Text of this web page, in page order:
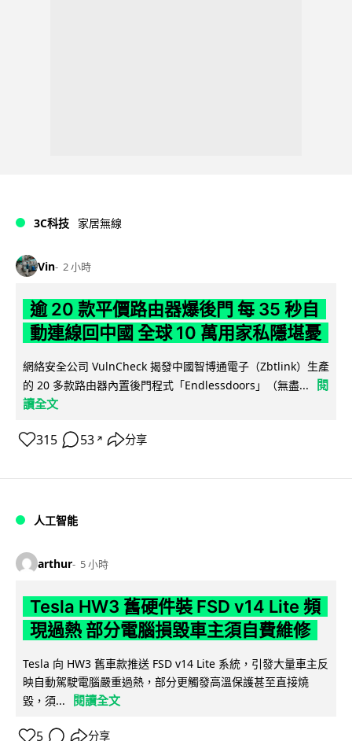
3C科技 家居無線
Vin 2 小時
逾 20 款平價路由器爆後門 每 35 秒自
動連線回中國 全球 10 萬用家私隱堪憂
網絡安全公司 VulnCheck 揭發中國智博通電子（Zbtlink）生產
的 20 多款路由器內置後門程式「Endlessdoors」（無盡...
閱
讀全文
315 53 ↗ 分享
人工智能
arthur 5 小時
Tesla HW3 舊硬件裝 FSD v14 Lite 頻
現過熱 部分電腦損毀車主須自費維修
Tesla 向 HW3 舊車款推送 FSD v14 Lite 系統，引發大量車主反
映自動駕駛電腦嚴重過熱，部分更觸發高溫保護甚至直接燒
毀，須...
閱讀全文
5 分享